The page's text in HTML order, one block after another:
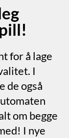
for å lage
I
de også
om begge
I nye